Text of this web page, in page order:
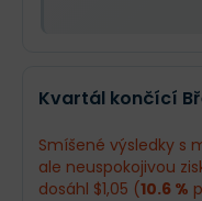
Kvartál končící
Smíšené výsledky s
ale neuspokojivou
dosáhl $1,05 (10.6 %